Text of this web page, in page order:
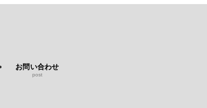
お問い合わせ
post